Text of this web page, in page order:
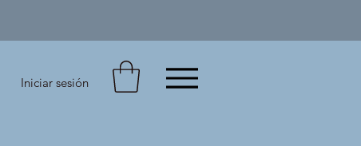
Iniciar sesión